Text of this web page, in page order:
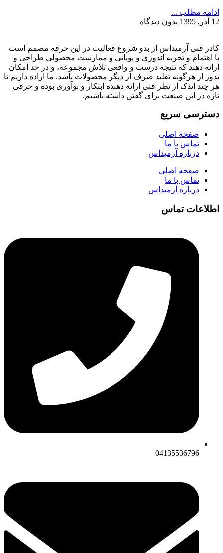
ادامه مطلب ...
12 آذر, 1395
بدون دیدگاه
کادر فنی آرمیداس از بدو شروع فعالیت در این حرفه مصمم است
با اهتمام و تجربه اندوزی و پویایی و ممارست محصولی طراحی و
ارائه دهند که نتیجه درست و واقعی تلاش مجموعه، و در حد امکان
بدور از هرگونه تقلید صرف از دیگر محصولات باشد. ما اراده داریم تا
هر چند اندک از نظر فنی ارائه دهنده ابتکار و نوآوری بوده و حرفی
تازه در این صنعت برای گفتن داشته باشیم.
دسترسی سریع
صفحه اصلی
تماس با ما
درباره آرمیداس
صفحه اصلی
تماس با ما
درباره آرمیداس
اطلاعات تماس
04135536796